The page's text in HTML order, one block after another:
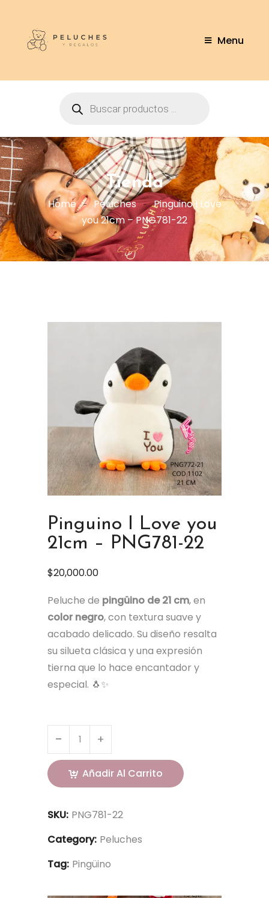
Menu
Tienda
Home Peluches
Pinguino I Love
you 21cm – PNG781-22
Pinguino I Love you
21cm – PNG781-22
$20,000.00
Peluche de pingüino de 21 cm, en
color negro, con textura suave y
acabado delicado. Su diseño resalta
su silueta clásica y una expresión
tierna que lo hace encantador y
especial. 🐧✨
Añadir Al Carrito
SKU: PNG781-22
Category: Peluches
Tag: Pingüino